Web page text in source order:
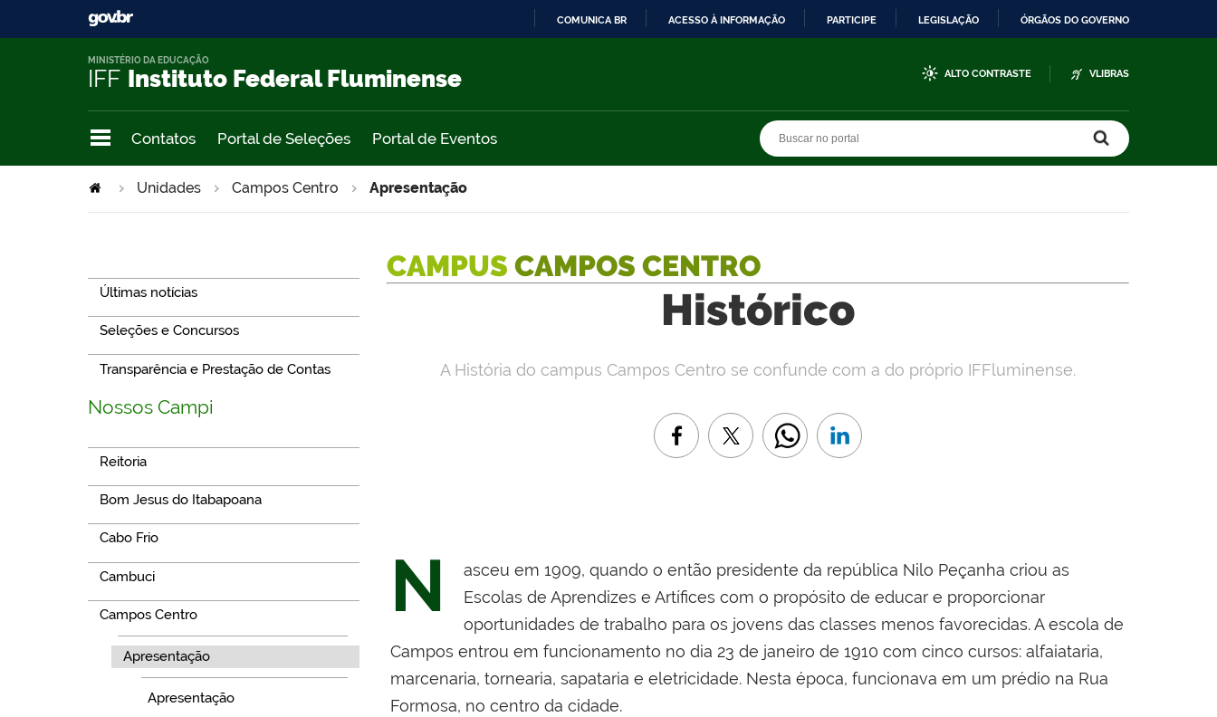
COMUNICA BR ACESSO À INFORMAÇÃO PARTICIPE LEGISLAÇÃO ÓRGÃOS DO GOVERNO
IFF Instituto Federal Fluminense
MINISTÉRIO DA EDUCAÇÃO
ALTO CONTRASTE VLIBRAS
Contatos Portal de Seleções Portal de Eventos
Unidades Campos Centro Apresentação
Últimas notícias
Seleções e Concursos
Transparência e Prestação de Contas
Nossos Campi
Reitoria
Bom Jesus do Itabapoana
Cabo Frio
Cambuci
Campos Centro
Apresentação
Apresentação
CAMPUS CAMPOS CENTRO
Histórico
A História do campus Campos Centro se confunde com a do próprio IFFluminense.
N
asceu em 1909, quando o então presidente da república Nilo Peçanha criou as
Escolas de Aprendizes e Artífices com o propósito de educar e proporcionar
oportunidades de trabalho para os jovens das classes menos favorecidas. A escola de
Campos entrou em funcionamento no dia 23 de janeiro de 1910 com cinco cursos: alfaiataria,
marcenaria, tornearia, sapataria e eletricidade. Nesta época, funcionava em um prédio na Rua
Formosa, no centro da cidade.